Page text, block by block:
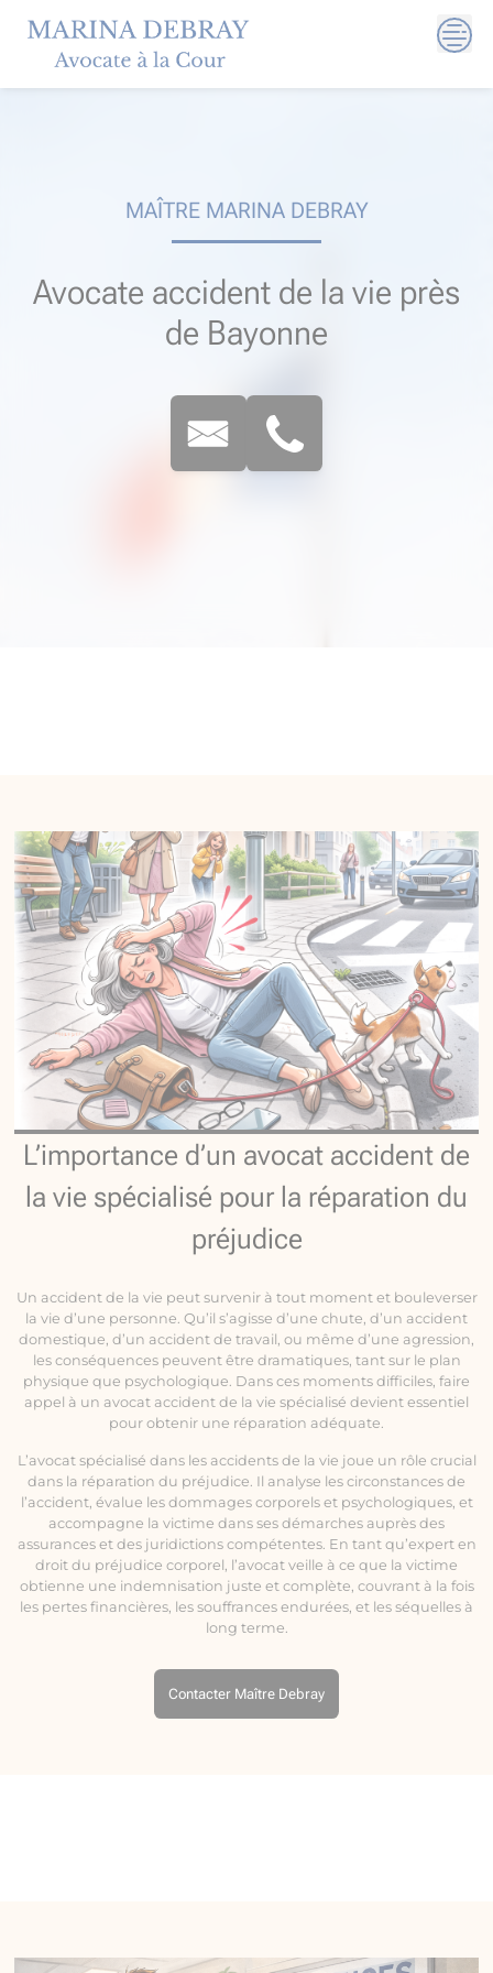
content
MAÎTRE MARINA DEBRAY
Avocate accident de la vie près
de Bayonne
L’importance d’un avocat accident de
la vie spécialisé pour la réparation du
préjudice
Un accident de la vie peut survenir à tout moment et bouleverser
la vie d’une personne. Qu’il s’agisse d’une chute, d’un accident
domestique, d’un accident de travail, ou même d’une agression,
les conséquences peuvent être dramatiques, tant sur le plan
physique que psychologique. Dans ces moments difficiles, faire
appel à un avocat accident de la vie spécialisé devient essentiel
pour obtenir une réparation adéquate.
L’avocat spécialisé dans les accidents de la vie joue un rôle crucial
dans la réparation du préjudice. Il analyse les circonstances de
l’accident, évalue les dommages corporels et psychologiques, et
accompagne la victime dans ses démarches auprès des
assurances et des juridictions compétentes. En tant qu’expert en
droit du préjudice corporel, l’avocat veille à ce que la victime
obtienne une indemnisation juste et complète, couvrant à la fois
les pertes financières, les souffrances endurées, et les séquelles à
long terme.
Contacter Maître Debray